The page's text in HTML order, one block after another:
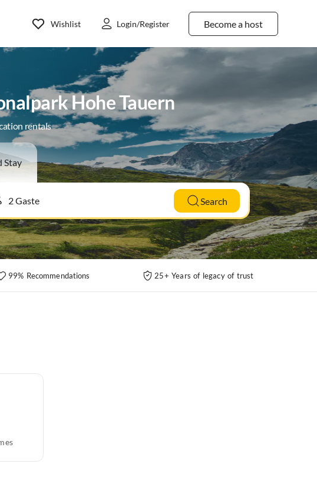
Become a host
Wishlist Login/Register
Hohe Tauern
rentals
Stay
Search
99% Recommendations 25+ Years of legacy of trust